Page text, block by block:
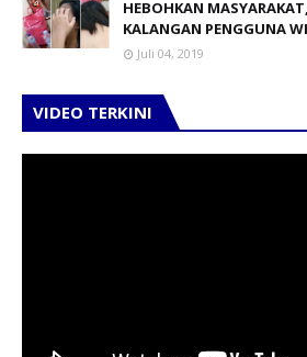
HEBOHKAN
KALANGAN PENGGUNA
Juli 04, 2019
VIDEO TERKINI